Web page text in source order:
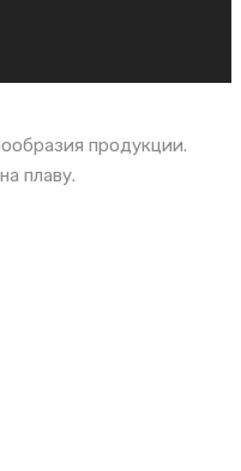
продукции.
плаву.